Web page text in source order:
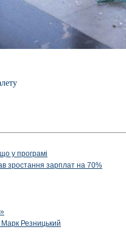
у програмі
зростання зарплат на 70%
Марк Резницький